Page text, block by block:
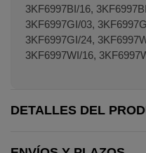
3KF6997BI/16,
3KF6997GI/03,
3KF6997GI/24,
3KF6997WI/16,
DETALLES DEL